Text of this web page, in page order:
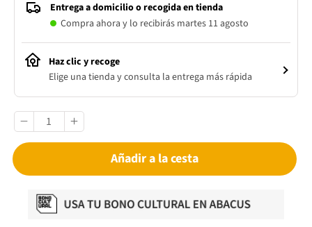
Entrega a domicilio o recogida en tienda
Compra ahora y lo recibirás martes 11 agosto
Haz clic y recoge
Elige una tienda y consulta la entrega más rápida
Añadir a la cesta